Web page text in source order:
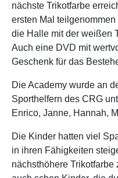
nächste Trikotfarbe
ersten Mal
die Halle mit der weißen
Auch eine DVD mit
Geschenk für das
Die Academy wurde an
Sporthelfern des CRG
Enrico, Janne, Hannah,
Die Kinder hatten viel
in ihren Fähigkeiten
nächsthöhere